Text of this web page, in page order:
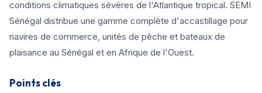
conditions climatiques sévères de l'Atlantique tropical. SEMI
Sénégal distribue une gamme complète d'accastillage pour
navires de commerce, unités de pêche et bateaux de
plaisance au Sénégal et en Afrique de l'Ouest.
Points clés